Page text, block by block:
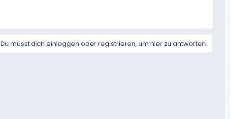
Du musst dich einloggen oder registrieren, um hier zu antworten.